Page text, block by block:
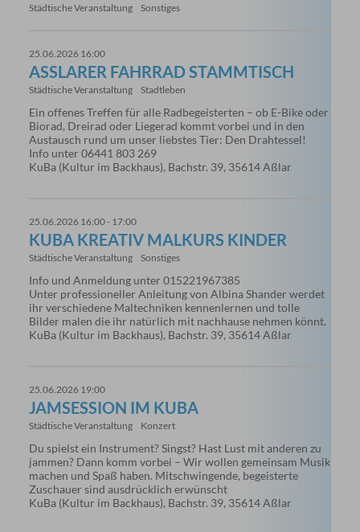
Städtische Veranstaltung Sonstiges
25.06.2026 16:00
ASSLARER FAHRRAD STAMMTISCH
Städtische Veranstaltung Stadtleben
Ein offenes Treffen für alle Radbegeisterten – ob E-Bike oder
Biorad, Dreirad oder Liegerad kommt vorbei und in den
Austausch rund um unser liebstes Tier: Den Drahtessel!
Info unter 06441 803 269
KuBa (Kultur im Backhaus), Bachstr. 39, 35614 Aßlar
25.06.2026 16:00 - 17:00
KUBA KREATIV MALKURS KINDER
Städtische Veranstaltung Sonstiges
Info und Anmeldung unter 015221967385
Unter professioneller Anleitung von Albina Shander werdet
ihr verschiedene Maltechniken kennenlernen und tolle
Bilder malen die ihr natürlich mit nachhause nehmen könnt.
KuBa (Kultur im Backhaus), Bachstr. 39, 35614 Aßlar
25.06.2026 19:00
JAMSESSION IM KUBA
Städtische Veranstaltung Konzert
Du spielst ein Instrument? Singst? Hast Lust mit anderen zu
jammen? Dann komm vorbei – Wir wollen gemeinsam Musik
machen und Spaß haben. Mitschwingende, begeisterte
Zuschauer sind ausdrücklich erwünscht
KuBa (Kultur im Backhaus), Bachstr. 39, 35614 Aßlar